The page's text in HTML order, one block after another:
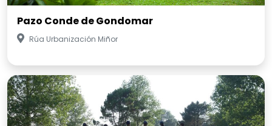
Pazo Conde de Gondomar
Rúa Urbanización Miñor